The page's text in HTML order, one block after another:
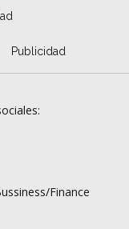
Publicidad
Finance